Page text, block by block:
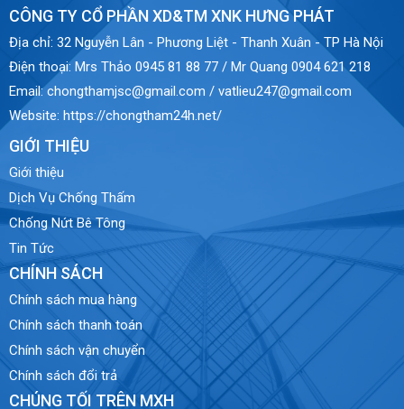
CÔNG TY CỔ PHẦN XD&TM XNK HƯNG PHÁT
Địa chỉ: 32 Nguyễn Lân - Phương Liệt - Thanh Xuân - TP Hà Nội
Điện thoại: Mrs Thảo 0945 81 88 77 / Mr Quang 0904 621 218
Email:chongthamjsc@gmail.com / vatlieu247@gmail.com
Website: https://chongtham24h.net/
GIỚI THIỆU
Giới thiệu
Dịch Vụ Chống Thấm
Chống Nứt Bê Tông
Tin Tức
CHÍNH SÁCH
Chính sách mua hàng
Chính sách thanh toán
Chính sách vận chuyển
Chính sách đổi trả
CHÚNG TỐI TRÊN MXH